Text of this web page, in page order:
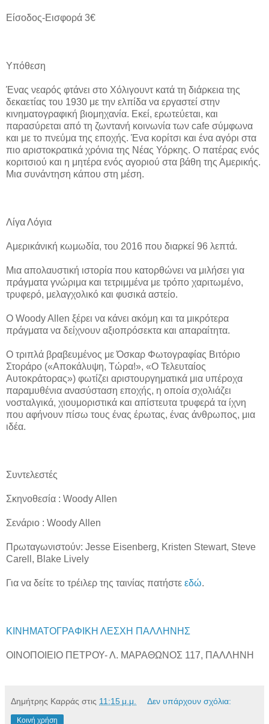
Είσοδος-Εισφορά 3€
Υπόθεση
Ένας νεαρός φτάνει στο Χόλιγουντ κατά τη διάρκεια της
δεκαετίας του 1930 με την ελπίδα να εργαστεί στην
κινηματογραφική βιομηχανία. Εκεί, ερωτεύεται, και
παρασύρεται από τη ζωντανή κοινωνία των cafe σύμφωνα
και με το πνεύμα της εποχής. Ένα κορίτσι και ένα αγόρι στα
πιο αριστοκρατικά χρόνια της Νέας Υόρκης. Ο πατέρας ενός
κοριτσιού και η μητέρα ενός αγοριού στα βάθη της Αμερικής.
Μια συνάντηση κάπου στη μέση.
Λίγα Λόγια
Αμερικάνική κωμωδία, του 2016 που διαρκεί 96 λεπτά.
Μια απολαυστική ιστορία που κατορθώνει να μιλήσει για
πράγματα γνώριμα και τετριμμένα με τρόπο χαριτωμένο,
τρυφερό, μελαγχολικό και φυσικά αστείο.
Ο Woody Allen ξέρει να κάνει ακόμη και τα μικρότερα
πράγματα να δείχνουν αξιοπρόσεκτα και απαραίτητα.
Ο τριπλά βραβευμένος με Όσκαρ Φωτογραφίας Βιτόριο
Στοράρο («Αποκάλυψη, Τώρα!», «Ο Τελευταίος
Αυτοκράτορας») φωτίζει αριστουργηματικά μια υπέροχα
παραμυθένια ανασύσταση εποχής, η οποία σχολιάζει
νοσταλγικά, χιουμοριστικά και απίστευτα τρυφερά τα ίχνη
που αφήνουν πίσω τους ένας έρωτας, ένας άνθρωπος, μια
ιδέα.
Συντελεστές
Σκηνοθεσία : Woody Allen
Σενάριο : Woody Allen
Πρωταγωνιστούν: Jesse Eisenberg, Kristen Stewart, Steve
Carell, Blake Lively
Για να δείτε το τρέιλερ της ταινίας πατήστε εδώ.
ΚΙΝΗΜΑΤΟΓΡΑΦΙΚΗ ΛΕΣΧΗ ΠΑΛΛΗΝΗΣ
ΟΙΝΟΠΟΙΕΙΟ ΠΕΤΡΟΥ- Λ. ΜΑΡΑΘΩΝΟΣ 117, ΠΑΛΛΗΝΗ
Δημήτρης Καρράς στις 11:15 μ.μ. Δεν υπάρχουν σχόλια:
Κοινή χρήση